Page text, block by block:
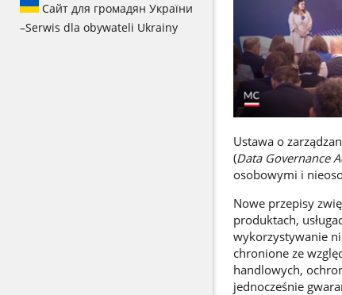
Сайт для громадян України
–Serwis dla obywateli Ukrainy
Ustawa o
(Data Governance
osobowymi i
Nowe przepisy
produktach,
wykorzystywanie
chronione ze
handlowych,
jednocześnie